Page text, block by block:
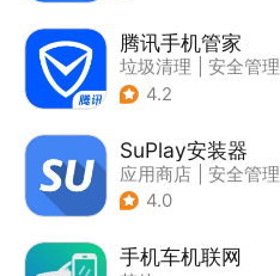
腾讯手机管家
垃圾清理
安全管理
4.2
SuPlay安装器
应用商店
安全管理
4.0
手机车机联网